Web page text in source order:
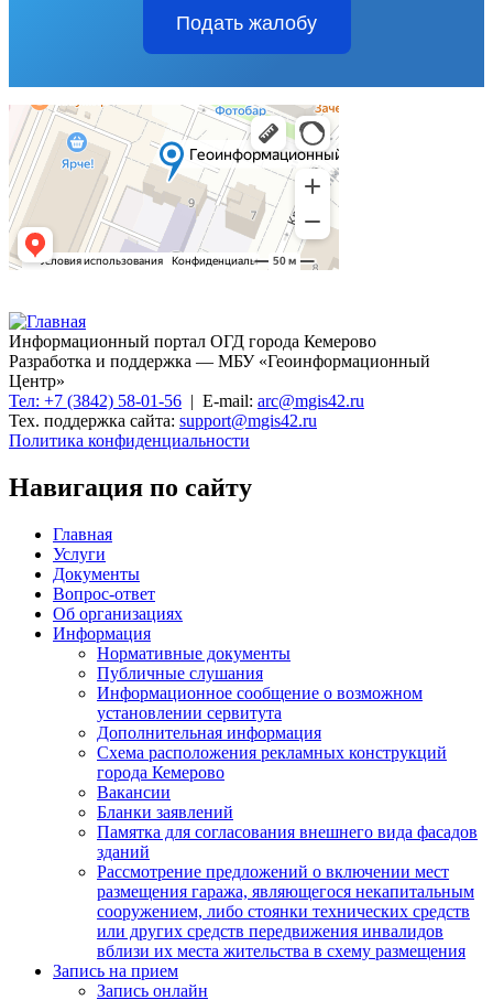
Подать жалобу
Информационный портал ОГД города Кемерово
Разработка и поддержка — МБУ «Геоинформационный
Центр»
Тел: +7 (3842) 58-01-56 | E-mail: arc@mgis42.ru
Тех. поддержка сайта: support@mgis42.ru
Политика конфиденциальности
Навигация по сайту
Главная
Услуги
Документы
Вопрос-ответ
Об организациях
Информация
Нормативные документы
Публичные слушания
Информационное сообщение о возможном
установлении сервитута
Дополнительная информация
Схема расположения рекламных конструкций
города Кемерово
Вакансии
Бланки заявлений
Памятка для согласования внешнего вида фасадов
зданий
Рассмотрение предложений о включении мест
размещения гаража, являющегося некапитальным
сооружением, либо стоянки технических средств
или других средств передвижения инвалидов
вблизи их места жительства в схему размещения
Запись на прием
Запись онлайн